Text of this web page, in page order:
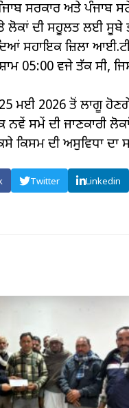
ਸਰਕਾਰ ਅਤੇ ਪੰਜਾਬ
ਦੀ ਸਹੂਲਤ ਲਈ ਸੂਬੇ
ਸਹਾਇਕ ਜ਼ਿਲਾ
05:00 ਵਜੇ ਤੱਕ ਸੀ,
ਮਈ 2026 ਤੋਂ ਲਾਗੂ
ਨਵੇਂ ਸਮੇਂ ਦੀ ਜਾਣਕਾਰੀ
ਕਿਸਮ ਦੀ ਅਸੁਵਿਧਾ ਦਾ
Twitter Linkedin